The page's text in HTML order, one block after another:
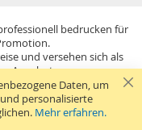
bedrucken für
und versehen sich als
Angebots.
BGB) im Sinne der
netto zzgl. MwSt. USB-
und GEMA.
Daten, um
personalisierte
Mehr erfahren.